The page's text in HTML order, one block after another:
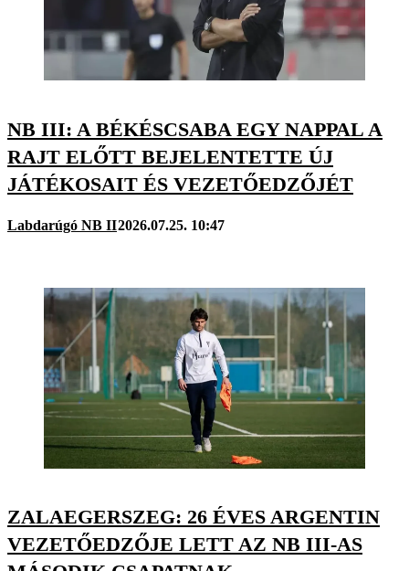
NB III: A BÉKÉSCSABA EGY NAPPAL A
RAJT ELŐTT BEJELENTETTE ÚJ
JÁTÉKOSAIT ÉS VEZETŐEDZŐJÉT
Labdarúgó NB II2026.07.25. 10:47
ZALAEGERSZEG: 26 ÉVES ARGENTIN
VEZETŐEDZŐJE LETT AZ NB III-AS